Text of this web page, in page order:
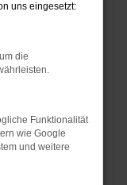
in einem
uns eingesetzt:
die
Funktionalität
wie Google
und weitere